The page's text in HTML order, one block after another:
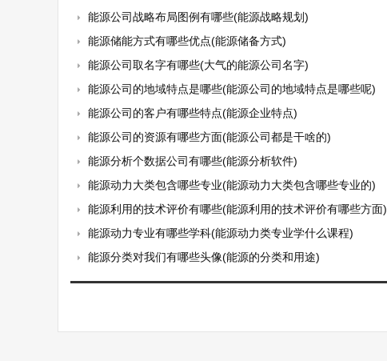
能源公司战略布局图例有哪些(能源战略规划)
能源储能方式有哪些优点(能源储备方式)
能源公司取名字有哪些(大气的能源公司名字)
能源公司的地域特点是哪些(能源公司的地域特点是哪些呢)
能源公司的客户有哪些特点(能源企业特点)
能源公司的资源有哪些方面(能源公司都是干啥的)
能源分析个数据公司有哪些(能源分析软件)
能源动力大类包含哪些专业(能源动力大类包含哪些专业的)
能源利用的技术评价有哪些(能源利用的技术评价有哪些方面)
能源动力专业有哪些学科(能源动力类专业学什么课程)
能源分类对我们有哪些头像(能源的分类和用途)